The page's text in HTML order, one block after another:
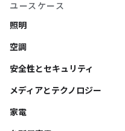
ユースケース
照明
空調
安全性とセキュリティ
メディアとテクノロジー
家電